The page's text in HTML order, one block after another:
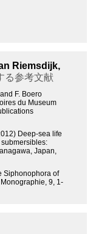
Riemsdijk,
る参考文献
F. Boero
du Museum
Deep-sea life
Japan,
Siphonophora of
9, 1-